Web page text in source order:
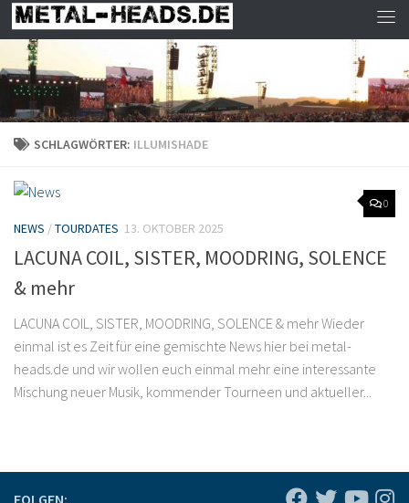
SCHLAGWÖRTER: ILLUMISHADE
0
NEWS /TOURDATES 13. OKTOBER 2025
LACUNA COIL, SISTER, MOODRING, SOLENCE
& mehr
LACUNA COIL, SISTER, MOODRING, SOLENCE & mehr Wieder
einmal ist es Zeit für eine gemischte News hier bei metal-
heads.de und wir wollen euch einmal mehr eine interessante
Mischung neuer Musik, kommender Tourneen und aktueller...
FOLGEN: